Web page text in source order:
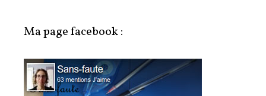
Ma page facebook :